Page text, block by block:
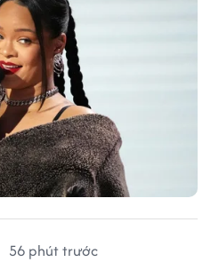
56 phút trước